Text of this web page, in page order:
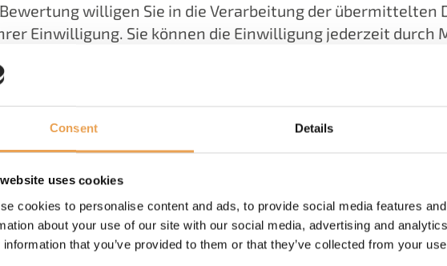
Consent Details
uses cookies
cookies to personalise content and ads, to provide social media features
about your use of our site with our social media, advertising and
information that you’ve provided to them or that they’ve collected from your
willigen Sie in die Verarbeitung der übermittelten
Einwilligung. Sie können die Einwilligung jederzeit
Einwilligung bis zum Widerruf erfolgten Verarbeitung
Ihres Kommentars/Ihrer Bewertung wird
für die Zusendung von Newslettern
zur Übersendung von Informationen und Angeboten per
dient ausschließlich dem Zweck der werblichen
der Anmeldung zu unserem Newsletter freiwillig
des Art. 6 Abs. 1 lit. a DSGVO mit Ihrer
der Einwilligung bis zum Widerruf erfolgten